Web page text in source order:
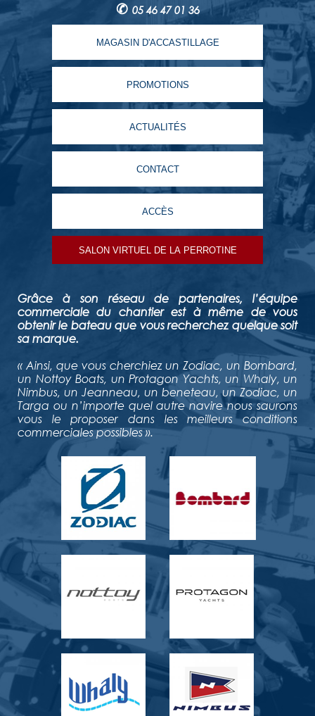
✆ 05 46 47 01 36
MAGASIN D'ACCASTILLAGE
PROMOTIONS
ACTUALITÉS
CONTACT
ACCÈS
SALON VIRTUEL DE LA PERROTINE
Grâce à son réseau de partenaires, l’équipe
commerciale du chantier est à même de vous
obtenir le bateau que vous recherchez quelque soit
sa marque.
« Ainsi, que vous cherchiez un Zodiac, un Bombard,
un Nottoy Boats, un Protagon Yachts, un Whaly, un
Nimbus, un Jeanneau, un beneteau, un Zodiac, un
Targa ou n’importe quel autre navire nous saurons
vous le proposer dans les meilleurs conditions
commerciales possibles ».